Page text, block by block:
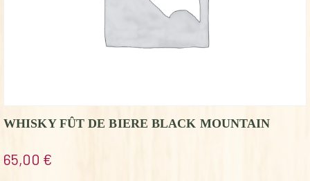
WHISKY FÛT DE BIERE BLACK MOUNTAIN
65,00 €